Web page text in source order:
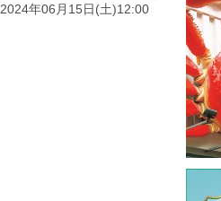
2024年06月15日(土)12:00